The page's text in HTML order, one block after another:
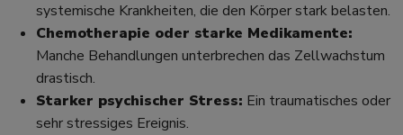
systemische Krankheiten, die den Körper stark belasten.
Chemotherapie oder starke Medikamente:
Manche Behandlungen unterbrechen das Zellwachstum
drastisch.
Starker psychischer Stress: Ein traumatisches oder
sehr stressiges Ereignis.